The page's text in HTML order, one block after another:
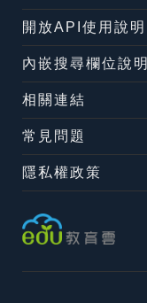
開放API使用說明
內嵌搜尋欄位說明
相關連結
常見問題
隱私權政策